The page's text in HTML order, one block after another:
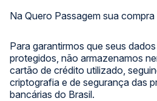
Na Quero Passagem sua
Para garantirmos que seus
protegidos, não armazenamos
cartão de crédito utilizado,
criptografia e de segurança das
bancárias do Brasil.